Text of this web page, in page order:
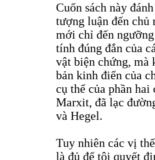
Cuốn sách này
tượng luận đến chủ
mới chỉ đến
tính đúng đắn của
vật biện chứng, mà
bản kinh điển của
cụ thể của phần
Marxit, đã lạc
và Hegel.
Tuy nhiên các vị
là đủ để tôi quyết